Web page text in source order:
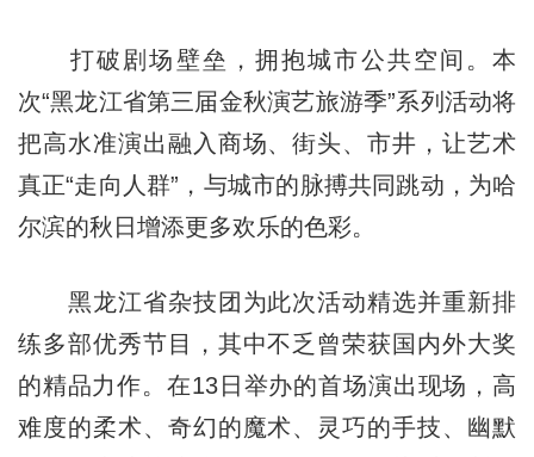
打破剧场壁垒，拥抱城市公共空间。本
次“黑龙江省第三届金秋演艺旅游季”系列活动将
把高水准演出融入商场、街头、市井，让艺术
真正“走向人群”，与城市的脉搏共同跳动，为哈
尔滨的秋日增添更多欢乐的色彩。
黑龙江省杂技团为此次活动精选并重新排
练多部优秀节目，其中不乏曾荣获国内外大奖
的精品力作。在13日举办的首场演出现场，高
难度的柔术、奇幻的魔术、灵巧的手技、幽默